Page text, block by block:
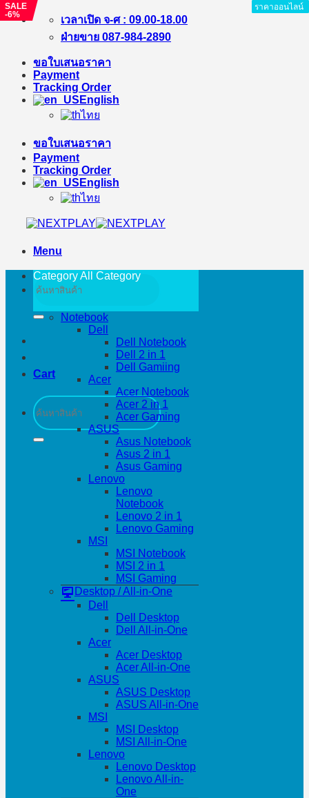
Skip
เวลาเปิด จ-ศ : 09.00-18.00
ฝ่ายขาย 087-984-2890
ขอใบเสนอราคา
Payment
Tracking Order
English
ไทย
ขอใบเสนอราคา
Payment
Tracking Order
English
ไทย
Menu
Search
for:
Cart
Search
for:
Category All Category
Notebook
Dell
Dell Notebook
Dell 2 in 1
Dell Gamiing
Acer
Acer Notebook
Acer 2 in 1
Acer Gaming
ASUS
Asus Notebook
Asus 2 in 1
Asus Gaming
Lenovo
Lenovo
Notebook
Lenovo 2 in 1
Lenovo Gaming
MSI
MSI Notebook
MSI 2 in 1
MSI Gaming
Desktop / All-in-One
Dell
Dell Desktop
Dell All-in-One
Acer
Acer Desktop
Acer All-in-One
ASUS
ASUS Desktop
ASUS All-in-One
MSI
MSI Desktop
MSI All-in-One
Lenovo
Lenovo Desktop
Lenovo All-in-
One
ราคาออนไลน์
ราคาออนไลน์
ราคาออนไลน์
SALE
-6%
ราคาออนไลน์
ราคาออนไลน์
ราคาออนไลน์
ราคาออนไลน์
ราคาออนไลน์